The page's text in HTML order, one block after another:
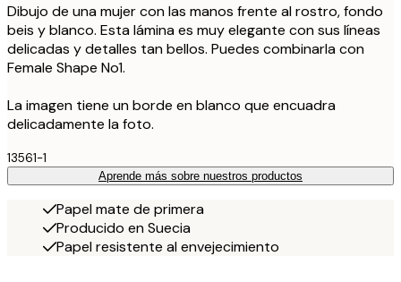
Dibujo de una mujer con las manos frente al rostro, fondo
beis y blanco. Esta lámina es muy elegante con sus líneas
delicadas y detalles tan bellos. Puedes combinarla con
Female Shape No1.
La imagen tiene un borde en blanco que encuadra
delicadamente la foto.
13561-1
Aprende más sobre nuestros productos
Papel mate de primera
Producido en Suecia
Papel resistente al envejecimiento